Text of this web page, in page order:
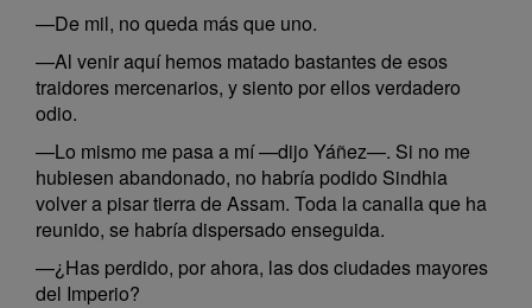
—De mil, no queda más que uno.
—Al venir aquí hemos matado bastantes de esos
traidores mercenarios, y siento por ellos verdadero
odio.
—Lo mismo me pasa a mí —dijo Yáñez—. Si no me
hubiesen abandonado, no habría podido Sindhia
volver a pisar tierra de Assam. Toda la canalla que ha
reunido, se habría dispersado enseguida.
—¿Has perdido, por ahora, las dos ciudades mayores
del Imperio?